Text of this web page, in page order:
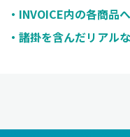
INVOICE内の各商品
諸掛を含んだリアル